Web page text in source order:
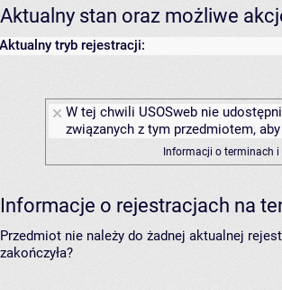
Aktualny stan oraz możliwe
Aktualny tryb rejestracji:
W tej chwili USOSweb nie
związanych z tym przedmiotem,
Informacji o terminach
Informacje o rejestracjach na
Przedmiot nie należy do żadnej aktualnej
zakończyła?